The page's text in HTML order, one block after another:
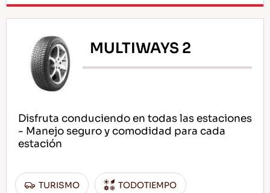
MULTIWAYS 2
Disfruta conduciendo en todas las estaciones
- Manejo seguro y comodidad para cada
estación
TURISMO TODOTIEMPO